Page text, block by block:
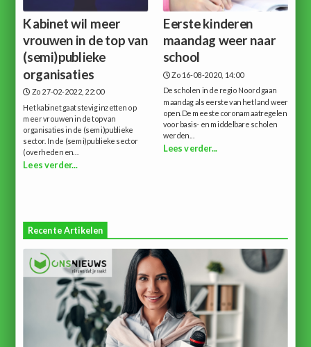
Kabinet wil meer
vrouwen in de top van
(semi)publieke
organisaties
Zo 27-02-2022, 22:00
Het kabinet gaat stevig inzetten op
meer vrouwen in de top van
organisaties in de (semi)publieke
sector. In de (semi)publieke sector
(overheden en...
Lees verder...
Eerste kinderen
maandag weer naar
school
Zo 16-08-2020, 14:00
De scholen in de regio Noord gaan
maandag als eerste van het land weer
open.De meeste coronamaatregelen
voor basis- en middelbare scholen
werden...
Lees verder...
Recente Artikelen